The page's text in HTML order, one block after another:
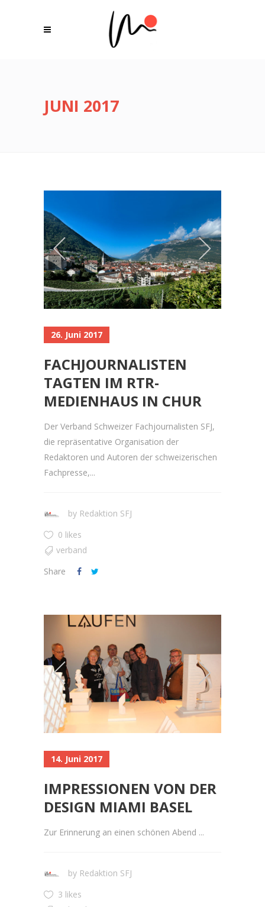
JUNI 2017
26. Juni 2017
FACHJOURNALISTEN
TAGTEN IM RTR-
MEDIENHAUS IN CHUR
Der Verband Schweizer Fachjournalisten SFJ,
die repräsentative Organisation der
Redaktoren und Autoren der schweizerischen
Fachpresse,...
by Redaktion SFJ
0 likes
verband
Share
14. Juni 2017
IMPRESSIONEN VON DER
DESIGN MIAMI BASEL
Zur Erinnerung an einen schönen Abend ...
by Redaktion SFJ
3 likes